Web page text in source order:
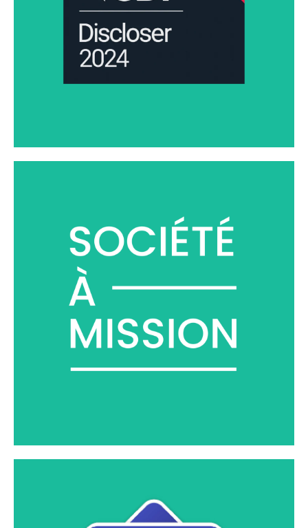
了解更多信息
自 2020 年以来，我们一直肩负使命，坚定不移地帮助客户
向更美好的环境和社会过渡。
了解更多信息